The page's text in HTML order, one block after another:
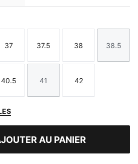
Taille
37
Taille
37.5
Taille
38
Taille
38.5
Taille
40.5
Taille
41
Taille
42
AU PANIER